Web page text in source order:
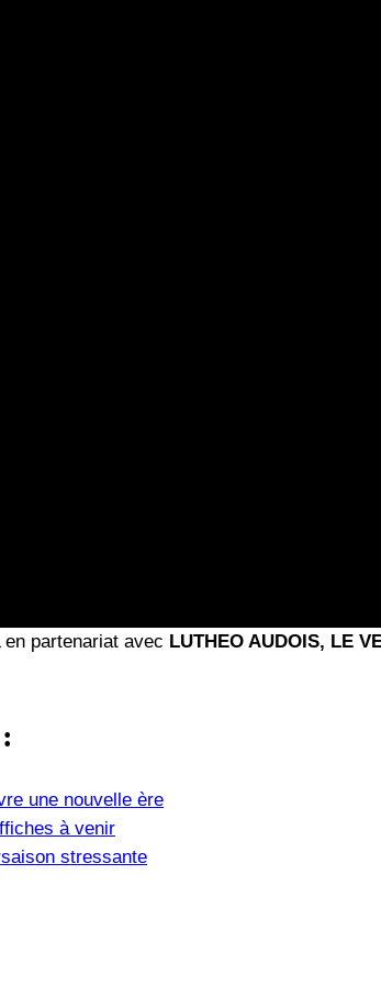
partenariat avec LUTHEO AUDOIS, LE
une nouvelle ère
à venir
stressante